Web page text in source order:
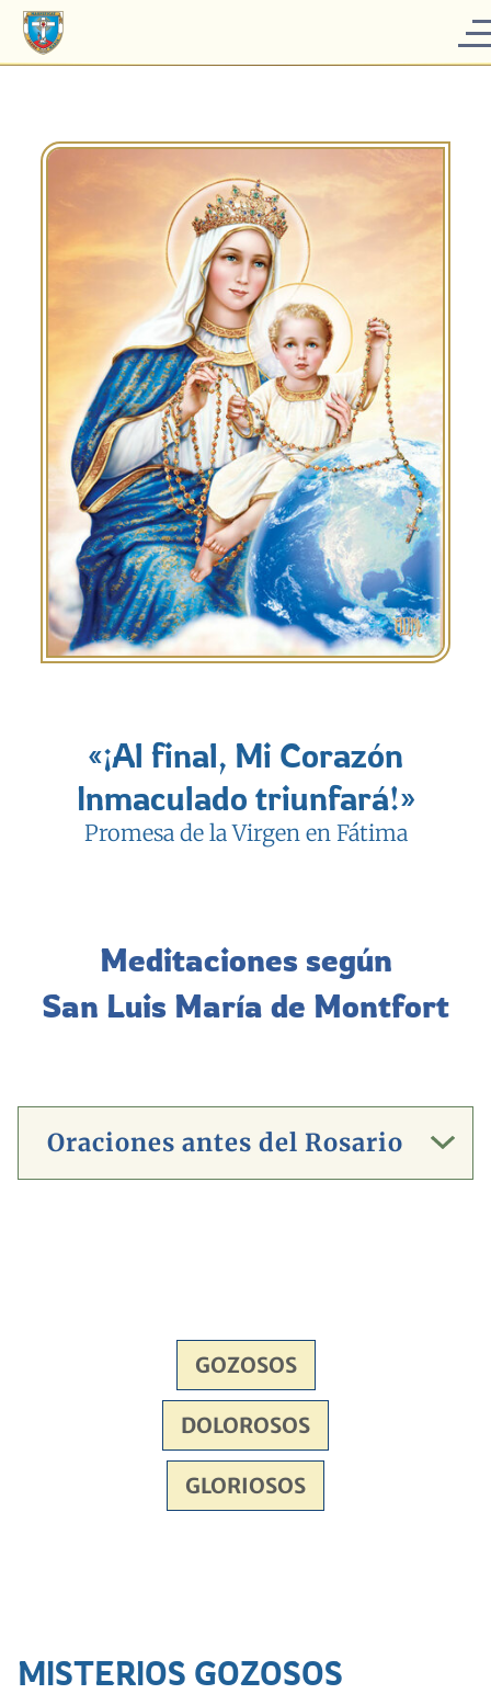
«¡Al final, Mi Corazón
Inmaculado triunfará!»
Promesa de la Virgen en Fátima
Meditaciones según
San Luis María de Montfort
Oraciones antes del Rosario
GOZOSOS
DOLOROSOS
GLORIOSOS
MISTERIOS GOZOSOS